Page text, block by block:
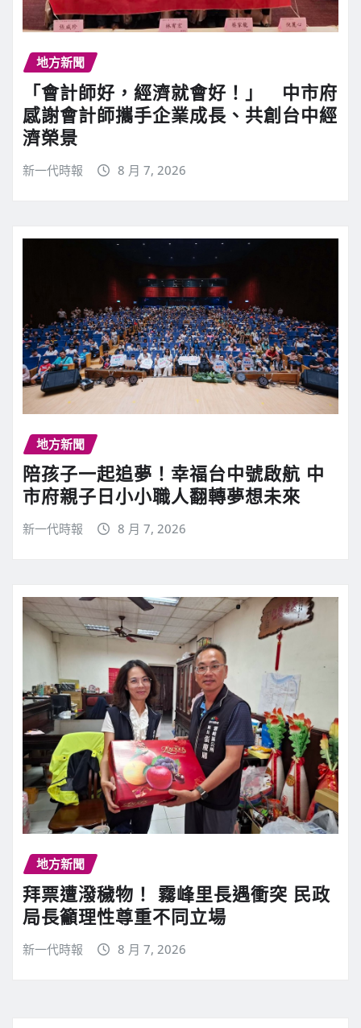
地方新聞
「會計師好，經濟就會好！」 中市府
感謝會計師攜手企業成長、共創台中經
濟榮景
新一代時報 8 月 7, 2026
地方新聞
陪孩子一起追夢！幸福台中號啟航 中
市府親子日小小職人翻轉夢想未來
新一代時報 8 月 7, 2026
地方新聞
拜票遭潑穢物！ 霧峰里長遇衝突 民政
局長籲理性尊重不同立場
新一代時報 8 月 7, 2026